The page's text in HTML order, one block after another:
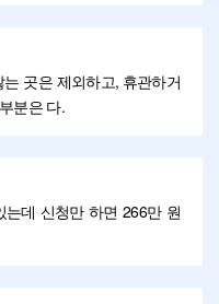
곳은 제외하고, 휴관하거
분은 다.
데 신청만 하면 266만 원